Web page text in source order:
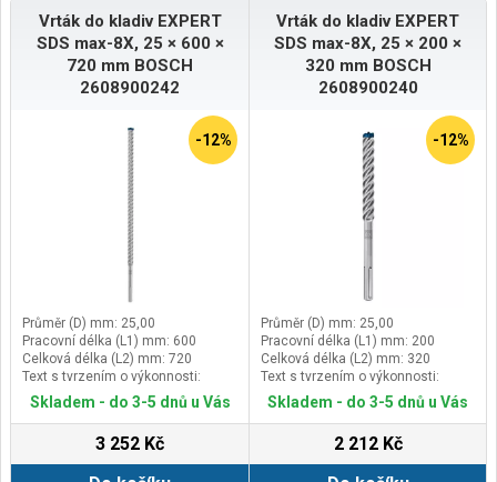
Vrták do kladiv EXPERT
SDS max-8X, 25 × 600 ×
720 mm BOSCH
2608900242
-12%
Průměr (D) mm: 25,00
Pracovní délka (L1) mm: 600
Celková délka (L2) mm: 720
Text s tvrzením o výkonnosti:
Vydrží až 3× déle než vrták Bosch
SDS max-4
Skladem - do 3-5 dnů u Vás
3 252 Kč
Vrták do kladiv EXPERT
SDS max-8X, 25 × 200 ×
320 mm BOSCH
2608900240
-12%
Průměr (D) mm: 25,00
Pracovní délka (L1) mm: 200
Celková délka (L2) mm: 320
Text s tvrzením o výkonnosti:
Vydrží až 3× déle než vrták Bosch
SDS max-4
Skladem - do 3-5 dnů u Vás
2 212 Kč